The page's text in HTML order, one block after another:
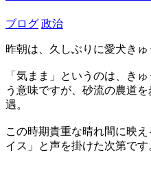
ブログ 政治
昨朝は、久しぶりに愛犬きゅ
「気まま」というのは、き
う意味ですが、砂流の農道
遇。
この時期貴重な晴れ間に映
イス」と声を掛けた次第です